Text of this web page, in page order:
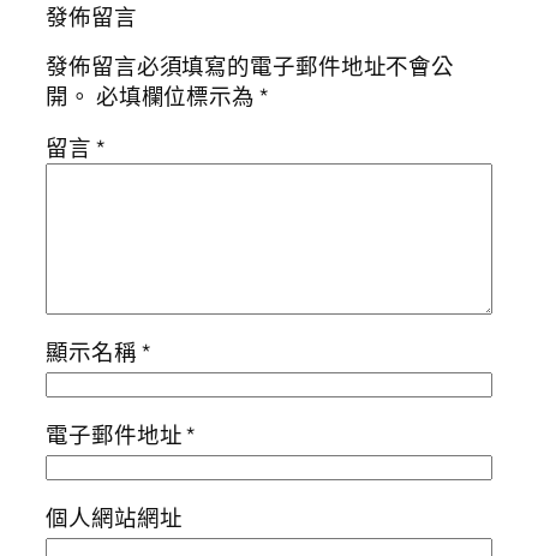
發佈留言
發佈留言必須填寫的電子郵件地址不會公
開。 必填欄位標示為*
留言*
顯示名稱*
電子郵件地址*
個人網站網址